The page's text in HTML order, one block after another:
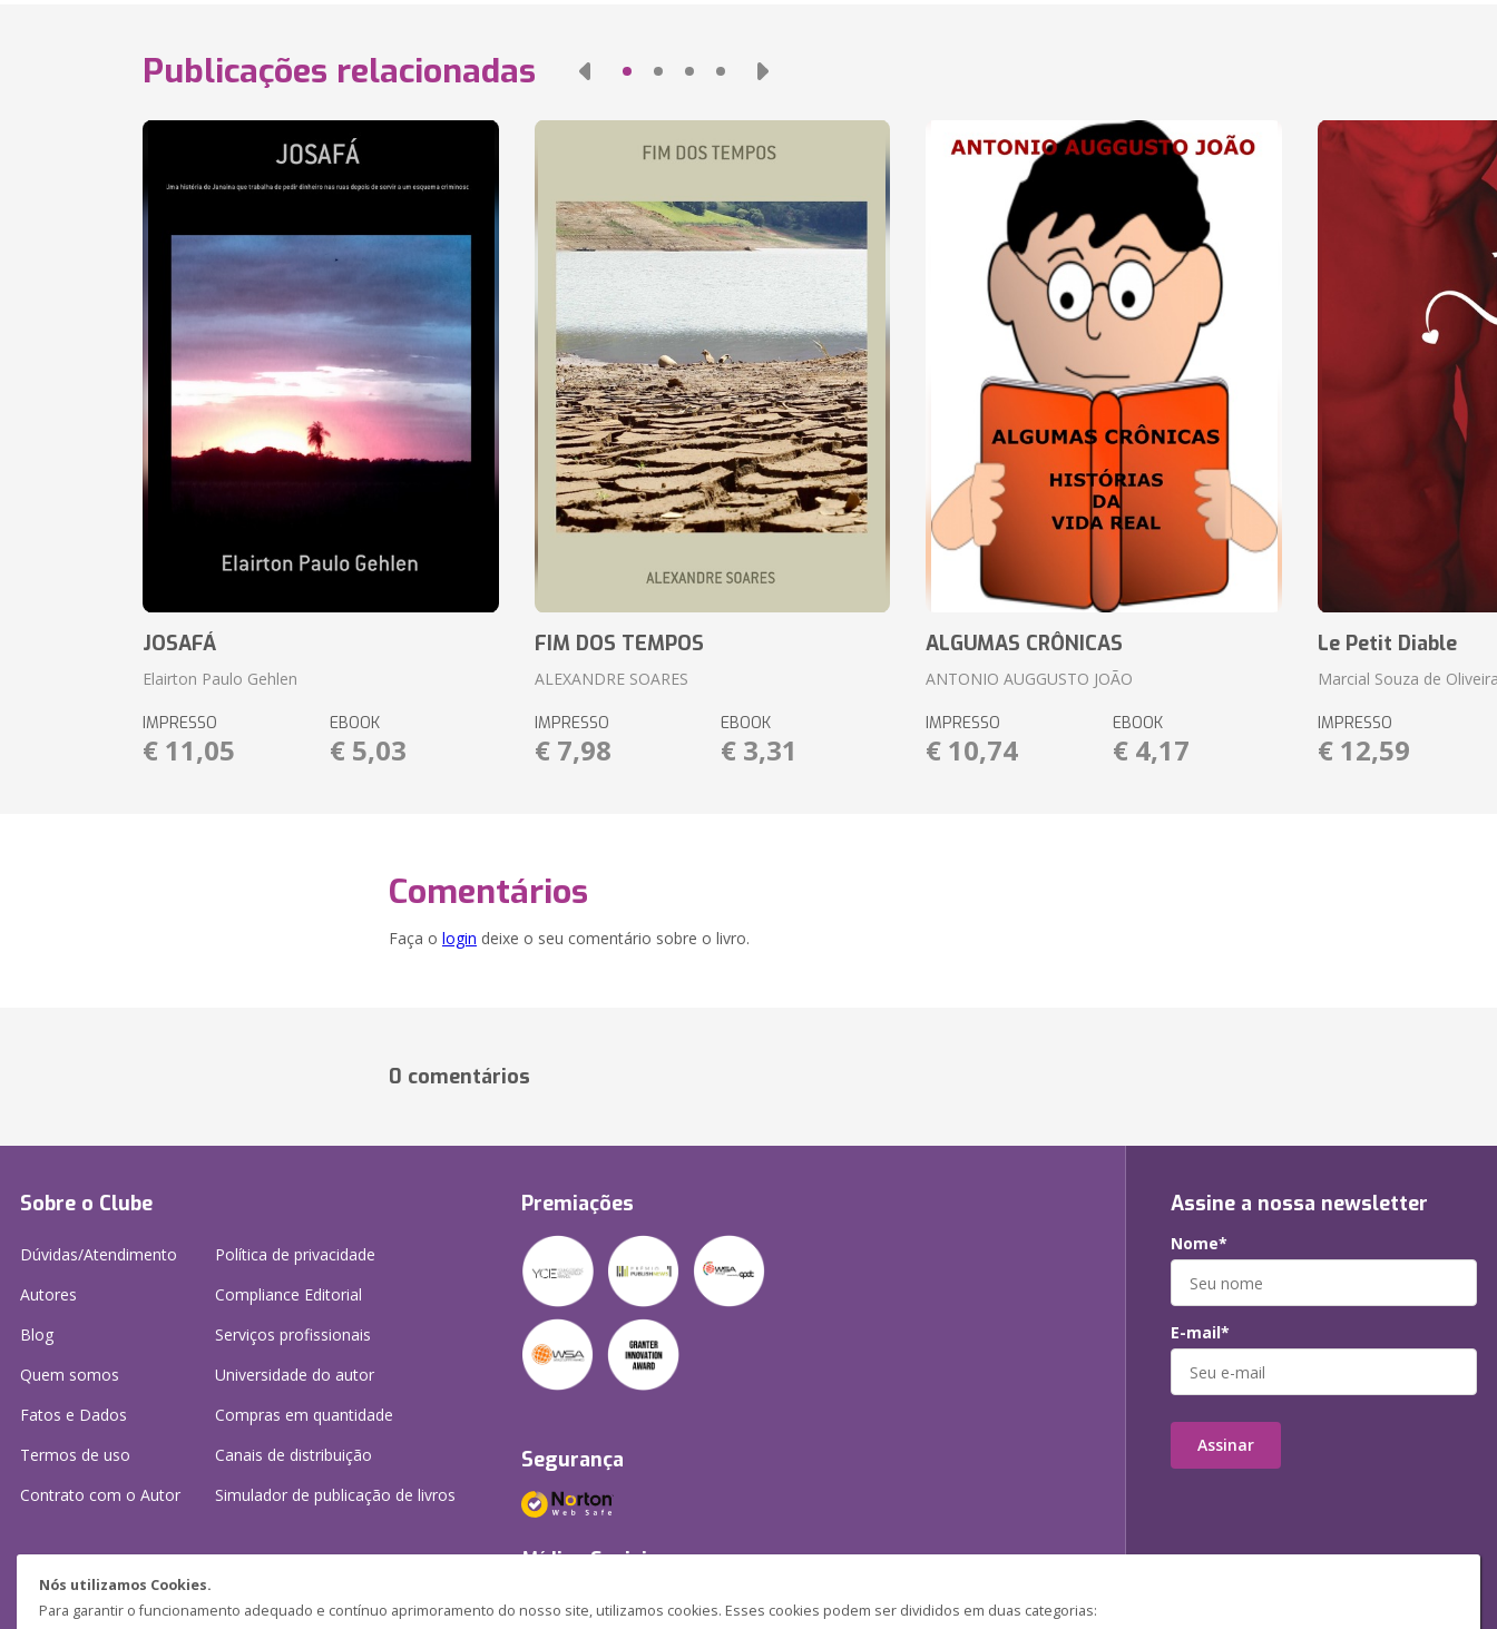
Nós utilizamos Cookies.
Para garantir o funcionamento adequado e contínuo aprimoramento do nosso site, utilizamos cookies. Esses cookies podem ser divididos em duas categorias:
Publicações relacionadas
JOSAFÁ
Elairton Paulo Gehlen
IMPRESSO
€ 11,05
EBOOK
€ 5,03
FIM DOS TEMPOS
ALEXANDRE SOARES
IMPRESSO
€ 7,98
EBOOK
€ 3,31
ALGUMAS CRÔNICAS
ANTONIO AUGGUSTO JOÃO
IMPRESSO
€ 10,74
EBOOK
€ 4,17
Le Petit Diable
Marcial Souza de
IMPRESSO
€ 12,59
Comentários
Faça o login deixe o seu comentário sobre o livro.
0 comentários
Sobre o Clube
Dúvidas/Atendimento
Autores
Blog
Quem somos
Fatos e Dados
Termos de uso
Contrato com o Autor
Política de privacidade
Compliance Editorial
Serviços profissionais
Universidade do autor
Compras em quantidade
Canais de distribuição
Simulador de publicação de livros
Precisa de ajuda?
Perguntas frequentes
Premiações
Segurança
Mídias Sociais
Assine a nossa newsletter
Nome*
E-mail*
Assinar